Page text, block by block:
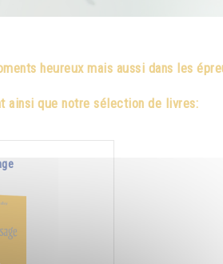
heureux mais aussi dans les
ainsi que notre sélection de livres: